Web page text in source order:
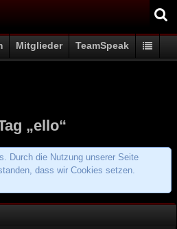
Mitglieder TeamSpeak
„ello“
Durch die Nutzung unserer Seite
dass wir Cookies setzen.